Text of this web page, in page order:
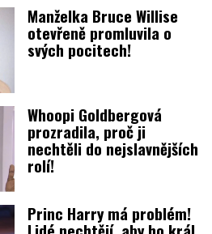
Manželka Bruce Willise
otevřeně promluvila o
svých pocitech!
Whoopi Goldbergová
prozradila, proč ji
nechtěli do nejslavnějších
rolí!
Princ Harry má problém!